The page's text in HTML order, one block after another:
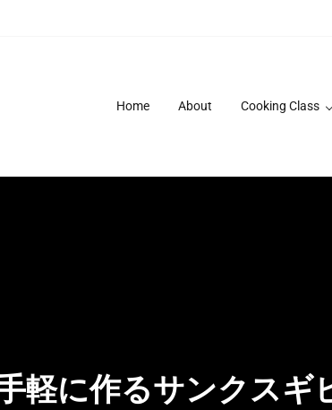
Home About Cooking Class
軽に作るサンクスギ